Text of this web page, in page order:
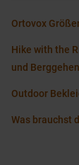
Ortovox
Hike with the
und
Outdoor
Was brauchst